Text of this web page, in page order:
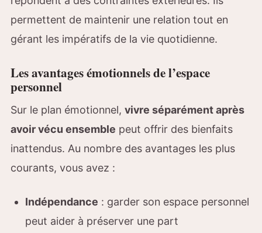
permettent de maintenir une relation tout en
gérant les impératifs de la vie quotidienne.
Les avantages émotionnels de l’espace
personnel
Sur le plan émotionnel, vivre séparément après
avoir vécu ensemble peut offrir des bienfaits
inattendus. Au nombre des avantages les plus
courants, vous avez :
Indépendance : garder son espace personnel
peut aider à préserver une part